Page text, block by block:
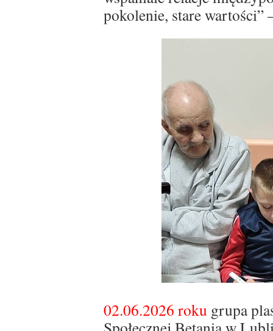
pokolenie, stare wartości”
02.06.2026 roku grupa